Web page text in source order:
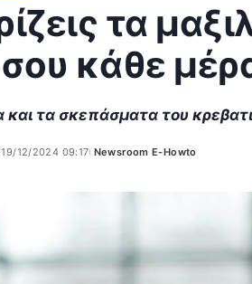
τα
σου κάθε
και τα σκεπάσματα του
19/12/2024 09:17
Posted
Newsroom E-Howto